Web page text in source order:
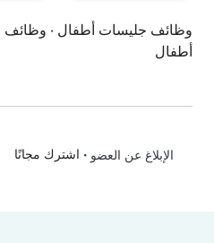
وظائف جليسات أطفال · وظائف
أطفال
الإبلاغ عن العضو • اشترك مجانًا